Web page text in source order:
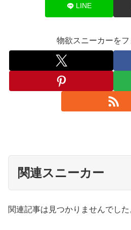
LINE
物欲スニーカーを
関連スニーカー
関連記事は見つかりませんでした